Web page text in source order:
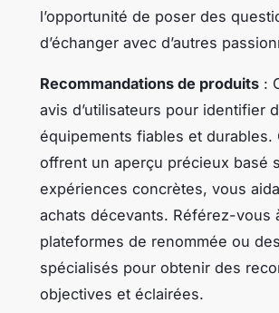
l’opportunité de poser des
d’échanger avec d’autres
Recommandations de produits :
avis d’utilisateurs pour identifier
équipements fiables et durables.
offrent un aperçu précieux basé
expériences concrètes, vous
achats décevants. Référez-vous
plateformes de renommée ou
spécialisés pour obtenir des
objectives et éclairées.